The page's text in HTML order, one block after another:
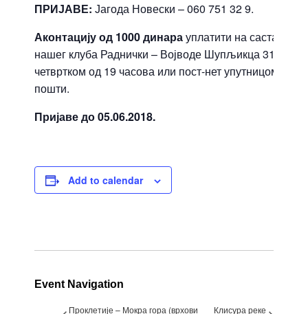
ПРИЈАВЕ: Јагода Новески – 060 751 32 9.
Аконтацију од 1000 динарауплатити на састанку
нашег клуба Раднички – Војводе Шупљикца 31,
четвртком од 19 часова или пост-нет упутницом у
пошти.
Пријаве до 05.06.2018.
Add to calendar
Event Navigation
Проклетије – Мокра гора (врхови
Клисура реке